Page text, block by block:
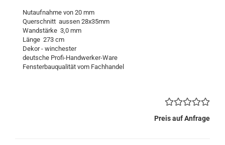
Nutaufnahme von 20 mm
Querschnitt aussen 28x35mm
Wandstärke 3,0 mm
Länge 273 cm
Dekor - winchester
deutsche Profi-Handwerker-Ware
Fensterbauqualität vom Fachhandel
Preis auf Anfrage